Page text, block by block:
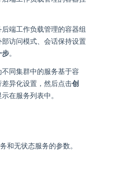
端工作负载管理的容器组
访问模式、会话保持设置
步。
不同集群中的服务基于容
异化设置，然后点击创
在服务列表中。
和无状态服务的参数。